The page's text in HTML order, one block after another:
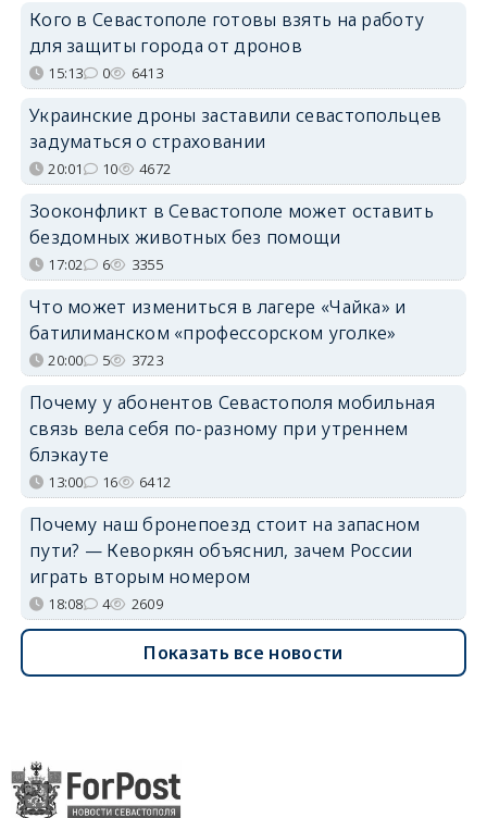
Кого в Севастополе готовы взять на работу
для защиты города от дронов
15:13 0 6413
Украинские дроны заставили севастопольцев
задуматься о страховании
20:01 10 4672
Зооконфликт в Севастополе может оставить
бездомных животных без помощи
17:02 6 3355
Что может измениться в лагере «Чайка» и
батилиманском «профессорском уголке»
20:00 5 3723
Почему у абонентов Севастополя мобильная
связь вела себя по-разному при утреннем
блэкауте
13:00 16 6412
Почему наш бронепоезд стоит на запасном
пути? — Кеворкян объяснил, зачем России
играть вторым номером
18:08 4 2609
Показать все новости